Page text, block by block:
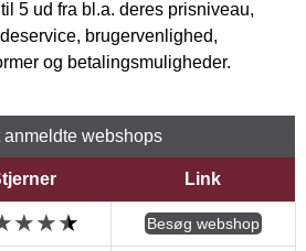
5 ud fra bl.a. deres prisniveau,
brugervenlighed,
og betalingsmuligheder.
anmeldte webshops
Link
Besøg webshop